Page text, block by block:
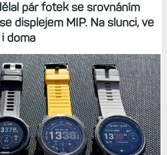
pár fotek se srovnáním
displejem MIP. Na slunci, ve
doma